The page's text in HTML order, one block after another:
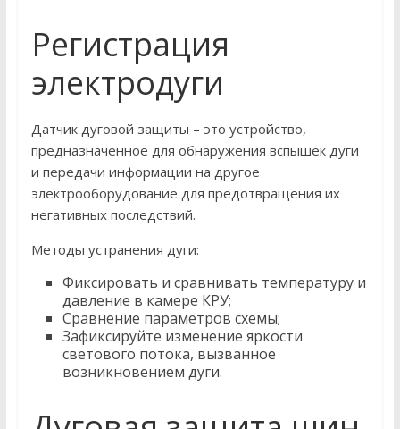
Регистрация
электродуги
Датчик дуговой защиты – это устройство,
предназначенное для обнаружения вспышек дуги
и передачи информации на другое
электрооборудование для предотвращения их
негативных последствий.
Методы устранения дуги:
Фиксировать и сравнивать температуру и
давление в камере КРУ;
Сравнение параметров схемы;
Зафиксируйте изменение яркости
светового потока, вызванное
возникновением дуги.